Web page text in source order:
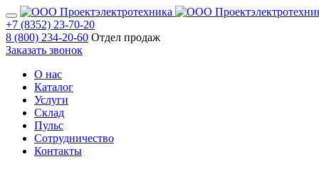
+7 (8352) 23-70-20
8 (800) 234-20-60 Отдел продаж
Заказать звонок
О нас
Каталог
Услуги
Склад
Пульс
Сотрудничество
Контакты